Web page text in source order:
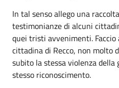
In tal senso allego una
testimonianze di alcuni
quei tristi avvenimenti.
cittadina di Recco, non molto
subito la stessa violenza
stesso riconoscimento.